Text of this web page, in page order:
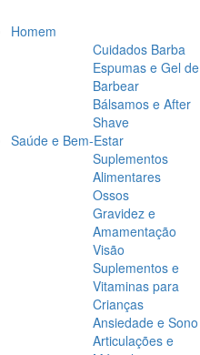
Homem
Cuidados Barba
Espumas e Gel de
Barbear
Bálsamos e After
Shave
Saúde e Bem-Estar
Suplementos
Alimentares
Ossos
Gravidez e
Amamentação
Visão
Suplementos e
Vitaminas para
Crianças
Ansiedade e Sono
Articulações e